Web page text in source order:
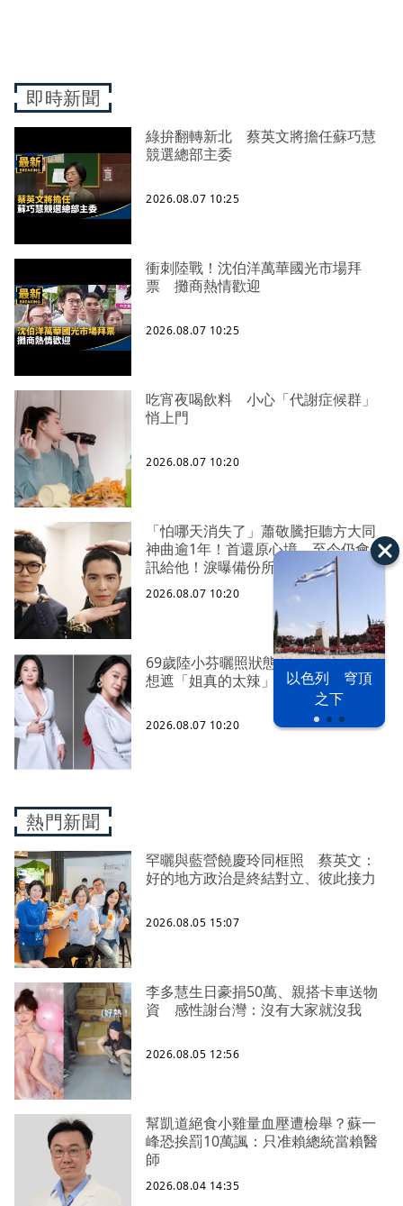
以色列 穹頂
之下
即時新聞
綠拚翻轉新北 蔡英文將擔任蘇巧慧
競選總部主委
2026.08.07 10:25
衝刺陸戰！沈伯洋萬華國光市場拜
票 攤商熱情歡迎
2026.08.07 10:25
吃宵夜喝飲料 小心「代謝症候群」
悄上門
2026.08.07 10:20
「怕哪天消失了」蕭敬騰拒聽方大同
神曲逾1年！首還原心境 至今仍會傳
訊給他！淚曝備份所有語音
2026.08.07 10:20
69歲陸小芬曬照狀態驚艷四方 性感不
想遮「姐真的太辣」
2026.08.07 10:20
熱門新聞
罕曬與藍營饒慶玲同框照 蔡英文：
好的地方政治是終結對立、彼此接力
2026.08.05 15:07
李多慧生日豪捐50萬、親搭卡車送物
資 感性謝台灣：沒有大家就沒我
2026.08.05 12:56
幫凱道絕食小雞量血壓遭檢舉？蘇一
峰恐挨罰10萬諷：只准賴總統當賴醫
師
2026.08.04 14:35